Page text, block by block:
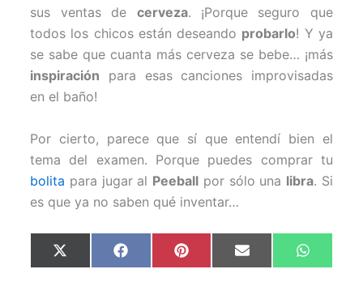
sus ventas de cerveza. ¡Porque seguro que
todos los chicos están deseando probarlo! Y ya
se sabe que cuanta más cerveza se bebe… ¡más
inspiración para esas canciones improvisadas
en el baño!
Por cierto, parece que sí que entendí bien el
tema del examen. Porque puedes comprar tu
bolita para jugar al Peeball por sólo una libra. Si
es que ya no saben qué inventar…
Compartir
en
X
(
Compartir
en
F
a
Compartir
en
P
i
Compartir
en
E
m en
W
h